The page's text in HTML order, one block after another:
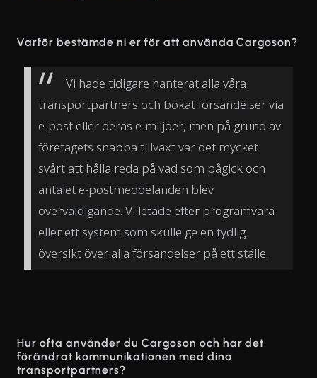
Varför bestämde ni er för att använda Cargoson?
Vi hade tidigare hanterat alla våra
transportpartners och bokat försändelser via
e-post eller deras e-miljöer, men på grund av
företagets snabba tillväxt var det mycket
svårt att hålla reda på vad som pågick och
antalet e-postmeddelanden blev
överväldigande. Vi letade efter programvara
eller ett system som skulle ge en tydlig
översikt över alla försändelser på ett ställe.
Hur ofta använder du Cargoson och har det
förändrat kommunikationen med dina
transportpartners?